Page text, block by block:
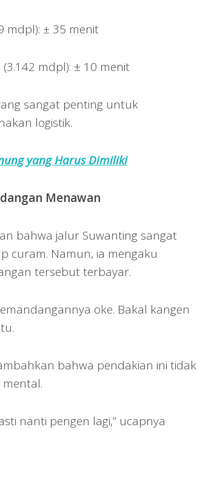
mdpl): ± 35 menit
mdpl): ± 10 menit
sangat penting untuk
logistik.
yang Harus Dimiliki
Menawan
bahwa jalur Suwanting sangat
curam. Namun, ia mengaku
tersebut terbayar.
oke. Bakal kangen
bahwa pendakian ini tidak
nanti pengen lagi,” ucapnya